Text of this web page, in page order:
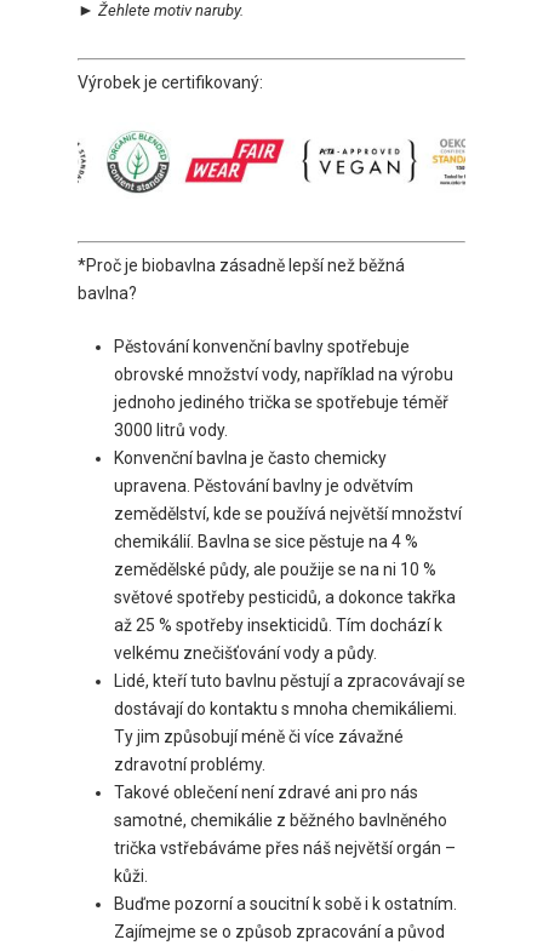
► Žehlete motiv naruby.
Výrobek je certifikovaný:
*Proč je biobavlna zásadně lepší než běžná
bavlna?
Pěstování konvenční bavlny spotřebuje
obrovské množství vody, například na výrobu
jednoho jediného trička se spotřebuje téměř
3000 litrů vody.
Konvenční bavlna je často chemicky
upravena. Pěstování bavlny je odvětvím
zemědělství, kde se používá největší množství
chemikálií. Bavlna se sice pěstuje na 4 %
zemědělské půdy, ale použije se na ni 10 %
světové spotřeby pesticidů, a dokonce takřka
až 25 % spotřeby insekticidů. Tím dochází k
velkému znečišťování vody a půdy.
Lidé, kteří tuto bavlnu pěstují a zpracovávají se
dostávají do kontaktu s mnoha chemikáliemi.
Ty jim způsobují méně či více závažné
zdravotní problémy.
Takové oblečení není zdravé ani pro nás
samotné, chemikálie z běžného bavlněného
trička vstřebáváme přes náš největší orgán –
kůži.
Buďme pozorní a soucitní k sobě i k ostatním.
Zajímejme se o způsob zpracování a původ